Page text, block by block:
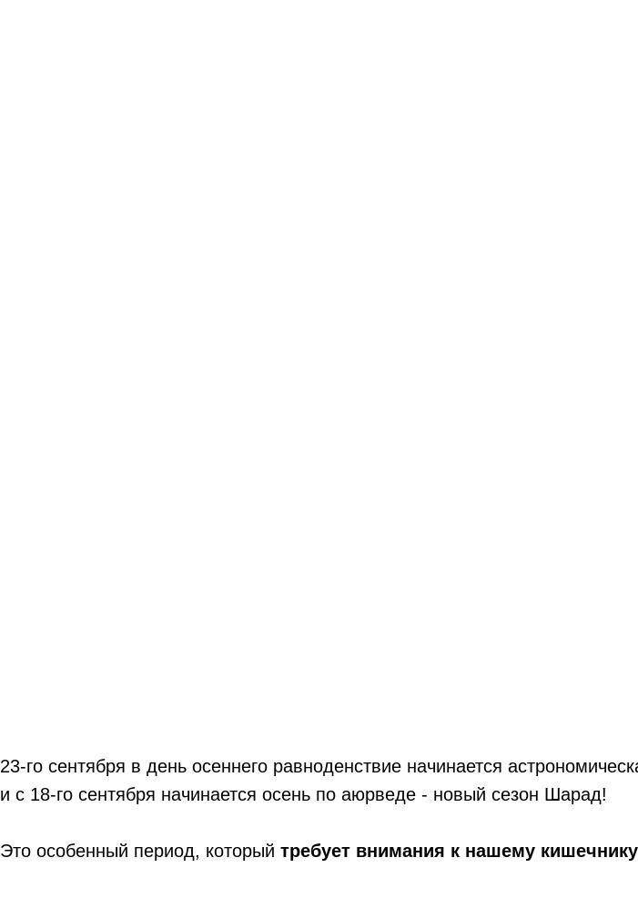
23-го сентября в день осеннего равноденствие начинается
и с 18-го сентября начинается осень по аюрведе - новый сезон Шарад!
Это особенный период, который требует внимания к нашему